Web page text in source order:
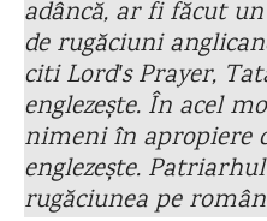
adâncă, ar fi făcut
de rugăciuni
citi Lordʹs Prayer,
englezește. În acel
nimeni în apropiere
englezește.
rugăciunea pe